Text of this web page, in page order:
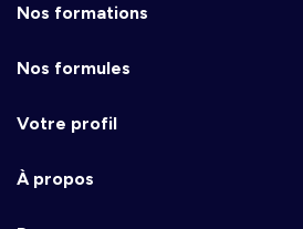
Nos formations
Nos formules
Votre profil
À propos